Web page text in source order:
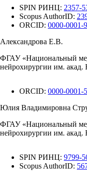
SPIN РИНЦ: 2357-
Scopus AuthorID:
ORCID: 0000-0001-
Александрова Е.В.
ФГАУ «Национальный
нейрохирургии им.
ORCID: 0000-0001-
Юлия Владимировна
ФГАУ «Национальный
нейрохирургии им.
SPIN РИНЦ: 9799-
Scopus AuthorID: